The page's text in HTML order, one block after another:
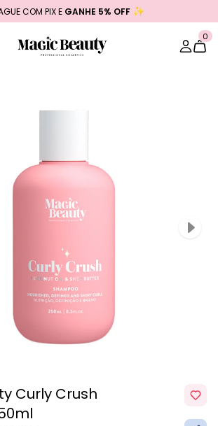
COM PIX E GANHE 5% OFF
0
Curly Crush